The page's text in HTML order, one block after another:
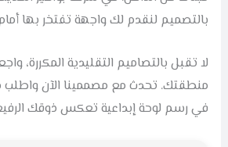
بالتصميم لنقدم لك واجهة تفتخر بها
لا تقبل بالتصاميم التقليدية المكررة،
منطقتك. تحدث مع مصممينا الآن واطلب
في رسم لوحة إبداعية تعكس ذوقك